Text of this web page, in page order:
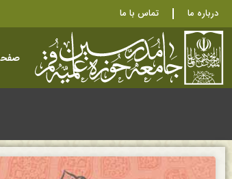
درباره ما تماس با ما